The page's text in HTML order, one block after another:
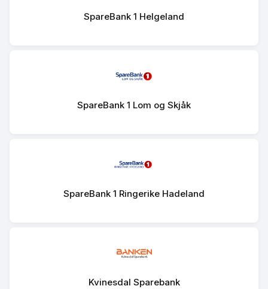
SpareBank 1 Helgeland
SpareBank 1 Lom og Skjåk
SpareBank 1 Ringerike Hadeland
Kvinesdal Sparebank